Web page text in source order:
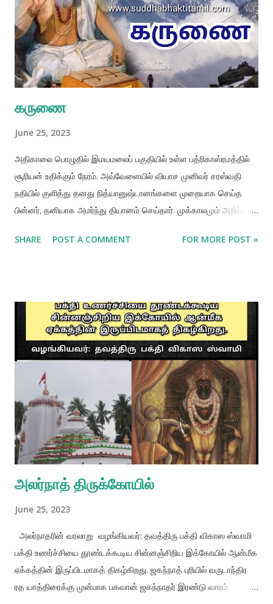
அவருக்கு எந்தத் தட்டுப்பாடும் கிடையாது . அவர் அவரிடமே
நிறைந்திருப்பதால் , நாம் அவருக்கு என்ன கொடுக்க முடியும் ? எல்லாம்
அவரால் உருவாக்கப்படுகின்றன . நாம் பகவானிடம் நமது அ...
கருணை
June 25, 2023
அதிகாலை பொழுதில் இமயமலைப் பகுதியில் உள்ள பத்ரிகாஸ்ரமத்தில்
சூரியன் உதிக்கும் நேரம். அவ்வேளையில் வியாச முனிவர் சரஸ்வதி
நதியில் குளித்து தனது நித்யானுஷ்டானங்களை முறையாக செய்த
பின்னர், தனியாக அமர்ந்து தியானம் செய்தார். முக்காலமும் அறிந்த
எதிர்காலத்தையும் அவரால் பார்க்க முடிந்தது. அப்போது துவாபர
சத்யாவேஷ அவதாரம். கலியுக மக்களுக்கு நன்மை செய்ய நினைத்த
அவர் "கலியுகத்தின் மக்கள் பெரும்பாலும் அற்ப
ஆயுளுள்ளவர்களாகவும், சண்டைப் பிரியர்களாகவும், மந்த புத்தி
படைத்தவர்களாகவும், அதிர்ஷ்டமற்றவர்களாகவும், அனைத்திற்கும்
மேலாக எப்பொழுதும் அமைதியற்றவர்களாகவும் உள்ளனர் என்பதை
கண்ட அவர், மனிதகுலத்தின் அனைத்து பிரச்சினைகளுக்கும் சரியான
தீர்வுகள் மற்றும் நல்வழிகள் வேதங்களில் மட்டுமே சிறப்பாக உள்ளது,
ஆதலால், வேதங்களின் அறிவை மிகவும் எளிமையான வடிவத்தில் அ...
SHARE POST A COMMENT FOR MORE POST »
அலர்நாத் திருக்கோயில்
June 25, 2023
அலர்நாதரின் வரலாறு வழங்கியவர்: தவத்திரு பக்தி விகாஸ ஸ்வாமி
பக்தி உணர்ச்சியை தூண்டக்கூடிய சின்னஞ்சிறிய இக்கோயில் ஆன்மீக
ஏக்கத்தின் இருப்பிடமாகத் திகழ்கிறது. ஜகந்நாத் புரியில் வருடாந்திர
ரத யாத்திரைக்கு முன்பாக பகவான் ஜகந்நாதர் இரண்டு வாரம்